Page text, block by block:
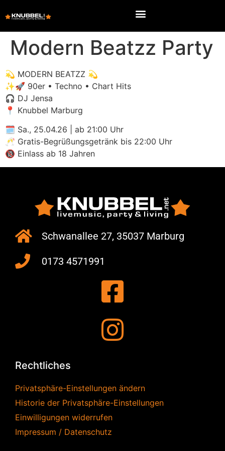
Modern Beatzz Party
💫 MODERN BEATZZ 💫
✨🚀 90er • Techno • Chart Hits
🎧 DJ Jensa
📍 Knubbel Marburg
🗓 Sa., 25.04.26 | ab 21:00 Uhr
🥂 Gratis-Begrüßungsgetränk bis 22:00 Uhr
🔞 Einlass ab 18 Jahren
Schwanallee 27, 35037 Marburg
0173 4571991
Rechtliches
Privatsphäre-Einstellungen ändern
Historie der Privatsphäre-Einstellungen
Einwilligungen widerrufen
Impressum / Datenschutz